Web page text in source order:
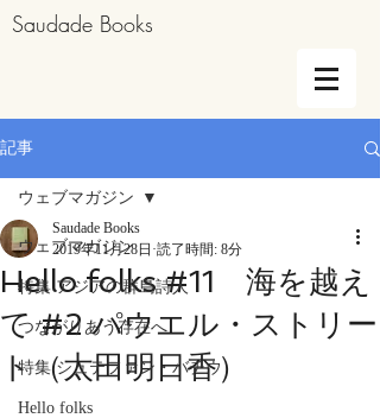
Saudade Books
記事
ウェブマガジン
特集 アジアの群島詩人
つながりあう存在へ
特集 シュテファン・バチウ
Hello folks
ウェブマガジン
Hello folks #11 海を越え
て #2 パウエル・ストリー
ト（太田明日香）
Saudade Books
2019年11月28日 読了時間: 8分